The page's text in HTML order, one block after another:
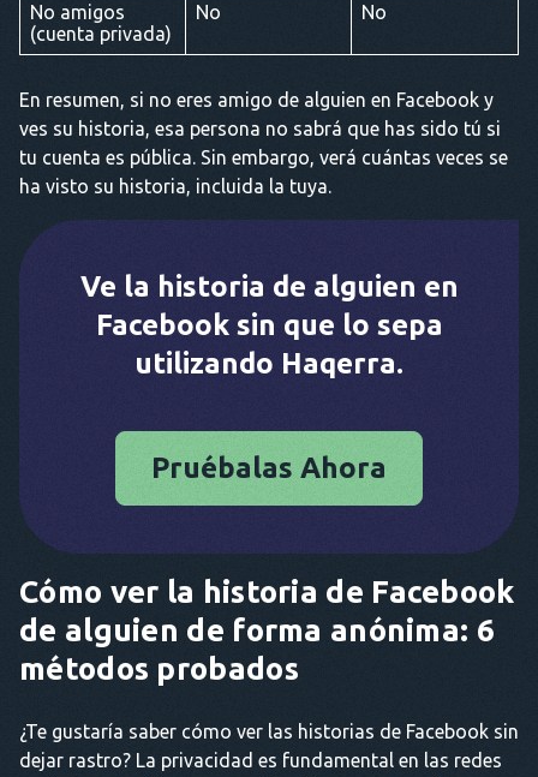
No amigos
(cuenta privada)
No No
En resumen, si no eres amigo de alguien en Facebook y
ves su historia, esa persona no sabrá que has sido tú si
tu cuenta es pública. Sin embargo, verá cuántas veces se
ha visto su historia, incluida la tuya.
Ve la historia de alguien en
Facebook sin que lo sepa
utilizando Haqerra.
Pruébalas Ahora
Cómo ver la historia de Facebook
de alguien de forma anónima: 6
métodos probados
¿Te gustaría saber cómo ver las historias de Facebook sin
dejar rastro? La privacidad es fundamental en las redes